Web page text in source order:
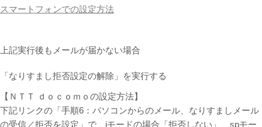
スマートフォンでの設定方法
上記実行後もメールが届かない場合
「なりすまし拒否設定の解除」を実行する
【ＮＴＴ ｄｏｃｏｍｏの設定方法】
下記リンクの「手順6：パソコンからのメール、なりすましメール
の受信／拒否を設定」で、iモードの場合「拒否しない」、spモー